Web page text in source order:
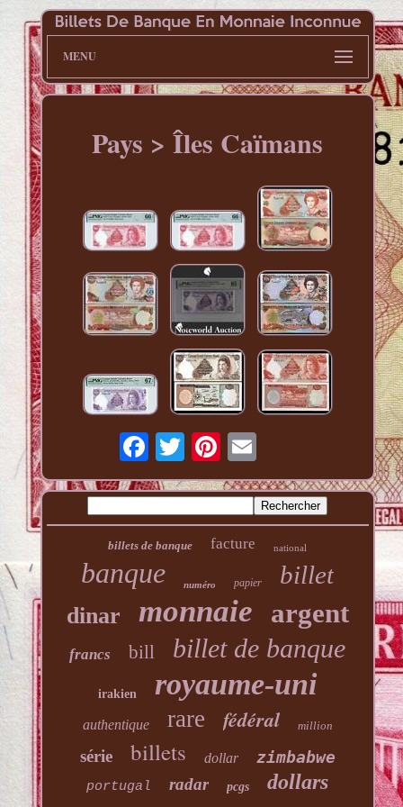
MENU
Pays > Îles Caïmans
billets de banque facture national
banque numéro papier billet
dinar monnaie argent
francs bill billet de banque
irakien royaume-uni
authentique rare fédéral million
série billets dollar zimbabwe
portugal radar pcgs dollars